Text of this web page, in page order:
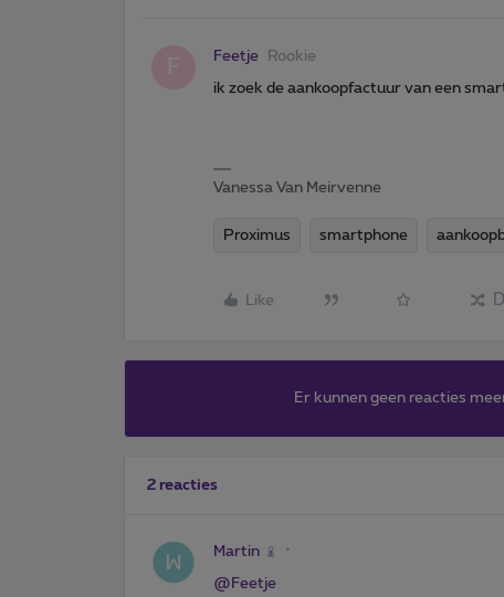
F Feetje Rookie
ik zoek de aankoopfactuur van een
Vanessa Van Meirvenne
Proximus smartphone
Like
Er kunnen geen reacties
2 reacties
Martin
@Feetje